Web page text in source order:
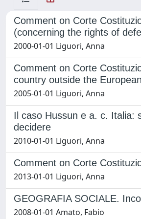
Comment on Corte
(concerning the rights of
2000-01-01 Liguori, Anna
Comment on Corte
country outside the
2005-01-01 Liguori, Anna
Il caso Hussun e a. c. Italia:
decidere
2010-01-01 Liguori, Anna
Comment on Corte
2013-01-01 Liguori, Anna
GEOGRAFIA SOCIALE.
2008-01-01 Amato, Fabio